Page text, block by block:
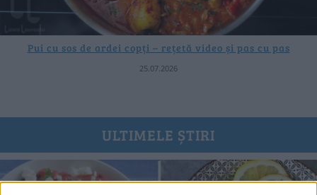
Pui cu sos de ardei copți – rețetă video și pas cu pas
25.07.2026
ULTIMELE ȘTIRI